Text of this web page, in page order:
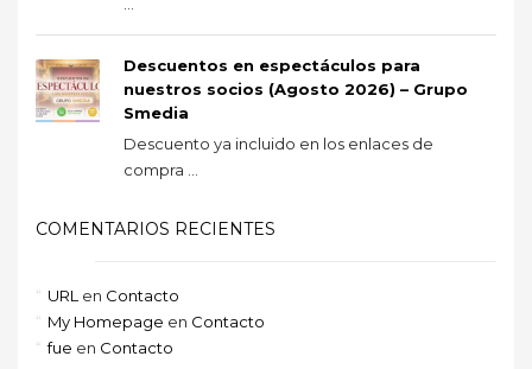
Descuentos en espectáculos para
nuestros socios (Agosto 2026) – Grupo
Smedia
Descuento ya incluido en los enlaces de
compra ...
COMENTARIOS RECIENTES
URL en Contacto
My Homepage en Contacto
fue en Contacto